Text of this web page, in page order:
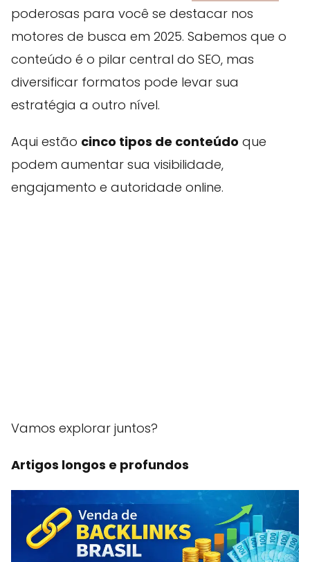
poderosas para você se destacar nos
motores de busca em 2025. Sabemos que o
conteúdo é o pilar central do SEO, mas
diversificar formatos pode levar sua
estratégia a outro nível.
Aqui estão cinco tipos de conteúdo que
podem aumentar sua visibilidade,
engajamento e autoridade online.
Vamos explorar juntos?
Artigos longos e profundos